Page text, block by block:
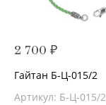
2 700 ₽
Гайтан Б-Ц-015/2
Артикул: Б-Ц-015/2